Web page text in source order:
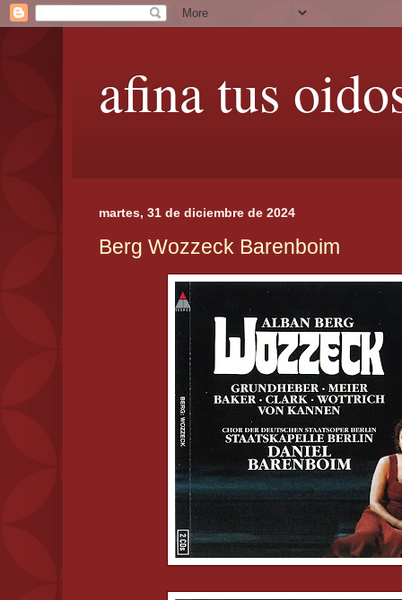
afina tus
martes, 31 de diciembre de 2024
Berg Wozzeck Barenboim